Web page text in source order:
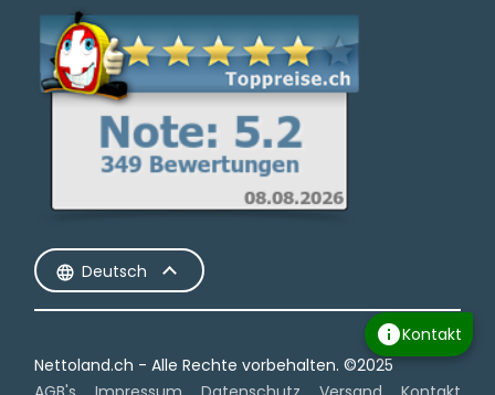
Deutsch
Nettoland.ch - Alle Rechte vorbehalten.​ ©2025
infoKontakt